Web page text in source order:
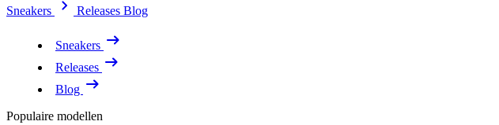
Sneakers
Releases Blog
Sneakers
Releases
Blog
Populaire modellen